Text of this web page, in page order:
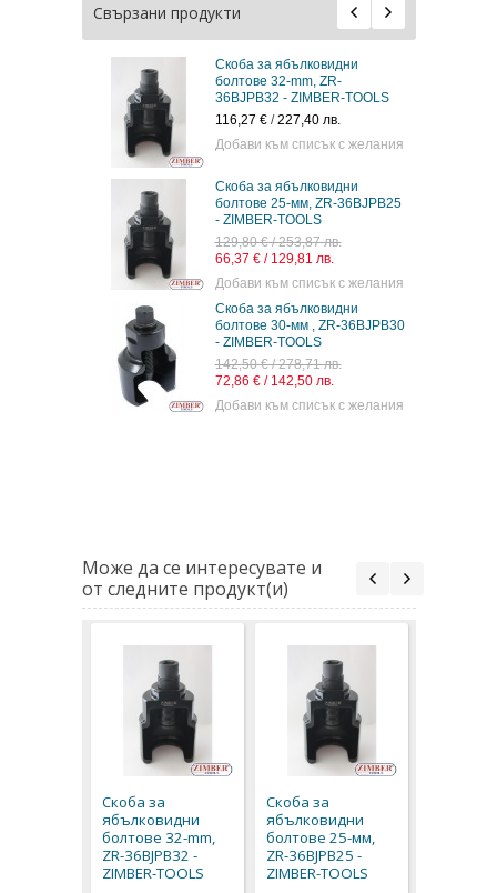
Свързани продукти
Скоба за ябълковидни
болтове 32-mm, ZR-
36BJPB32 - ZIMBER-TOOLS
116,27 €/227,40 лв.
Добави към списък с желания
Скоба за ябълковидни
болтове 25-мм, ZR-36BJPB25
- ZIMBER-TOOLS
129,80 € / 253,87 лв.
66,37 € / 129,81 лв.
Добави към списък с желания
Скоба за ябълковидни
болтове 30-мм , ZR-36BJPB30
- ZIMBER-TOOLS
142,50 € / 278,71 лв.
72,86 € / 142,50 лв.
Добави към списък с желания
Може да се интересувате и
от следните продукт(и)
Скоба за
ябълковидни
болтове 32-mm,
ZR-36BJPB32 -
ZIMBER-TOOLS
Скоба за
ябълковидни
болтове 25-мм,
ZR-36BJPB25 -
ZIMBER-TOOLS